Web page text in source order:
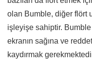
olan Bumble, diğer flört
işleyişe sahiptir.
ekranın sağına ve
kaydırmak